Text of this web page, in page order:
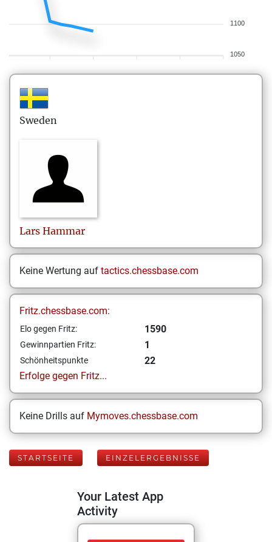
1100
1050
Sweden
Lars Hammar
Keine Wertung auf tactics.chessbase.com
Fritz.chessbase.com:
Elo gegen Fritz: 1590
Gewinnpartien Fritz: 1
Schönheitspunkte
22
Erfolge gegen Fritz...
Keine Drills auf Mymoves.chessbase.com
STARTSEITE EINZELERGEBNISSE
Your Latest App
Activity